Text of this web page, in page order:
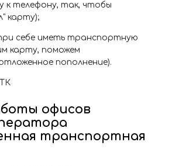
к телефону, так, чтобы
карту);
себе иметь транспортную
карту, поможем
пополнение).
офисов
транспортная